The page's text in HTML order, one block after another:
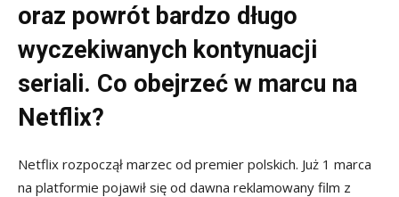
oraz powrót bardzo długo
wyczekiwanych kontynuacji
seriali. Co obejrzeć w marcu na
Netflix?
Netflix rozpoczął marzec od premier polskich. Już 1 marca
na platformie pojawił się od dawna reklamowany film z